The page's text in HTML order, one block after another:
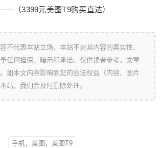
（3399元美图T9购买直达）
不代表本站立场，本站不对其内容的真实性、
任何担保、暗示和承诺，仅供读者参考，文章
如本文内容影响到您的合法权益（内容、图片
站，我们会及时删除处理。
手机，美图，美图T9